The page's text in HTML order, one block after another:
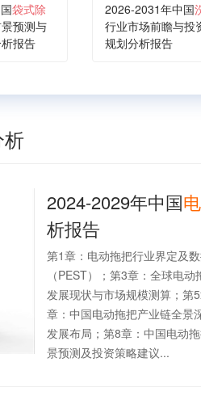
袋式除
预测与
报告
2026-2031年中国
行业市场前瞻与投
规划分析报告
2024-2029年中国
析报告
第1章：电动拖把行业界定及
（PEST）；第3章：全球电
发展现状与市场规模测算；第
章：中国电动拖把产业链全景
发展布局；第8章：中国电动
景预测及投资策略建议...